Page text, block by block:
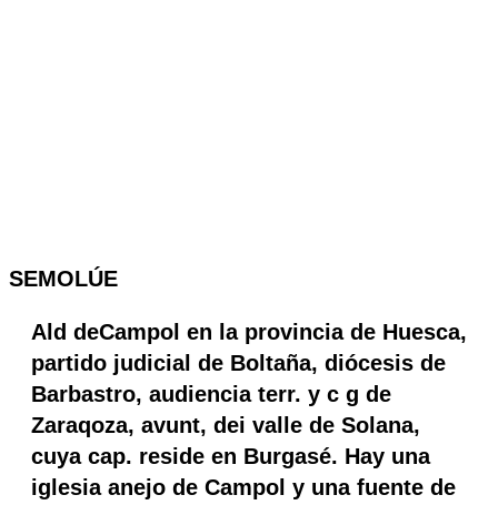
SEMOLÚE
Ald deCampol en la provincia de Huesca,
partido judicial de Boltaña, diócesis de
Barbastro, audiencia terr. y c g de
Zaraqoza, avunt, dei valle de Solana,
cuya cap. reside en Burgasé. Hay una
iglesia anejo de Campol y una fuente de